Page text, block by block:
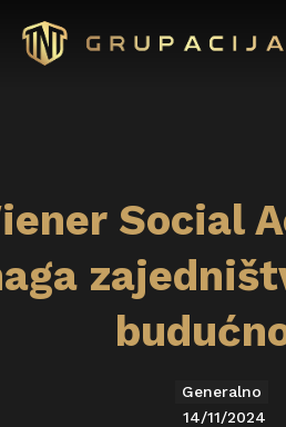
Social
Generalno
14/11/2024